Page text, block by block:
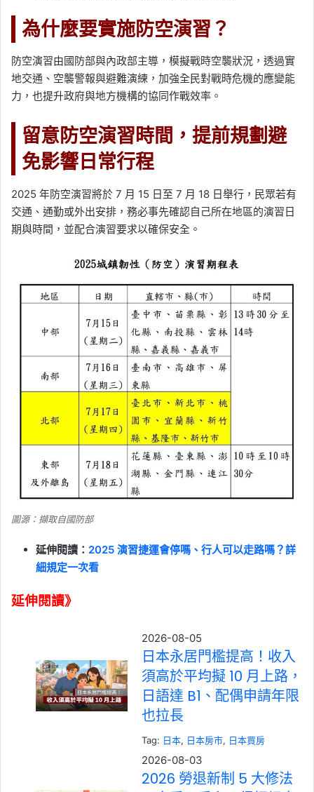
為什麼要實施防空演習？
防空演習由國防部與內政部主導，模擬戰時空襲狀況，透過實
地交通、空襲警報與避難演練，加強全民對戰時危機的應變能
力，也提升政府與地方機構的協同作戰效率。
留意防空演習時間，提前規劃避
免影響日常行程
2025 年防空演習將於 7 月 15 日至 7 月 18 日舉行，民眾若有
交通、通勤或外出安排，務必事先確認自己所在地區的演習日
期與時間，並配合演習要求以確保安全。
圖源：擷取自國防部
延伸閱讀： 2025 演習捷運會停嗎、行人可以走路嗎？詳
細規定一次看
延伸閱讀》
2026-08-05
日本永居門檻提高！收入
須高於平均擬 10 月上路，
日語達 B1、配偶申請年限
也拉長
Tag: 日本, 日本房市, 日本買房
2026-08-03
2026 勞退新制 5 大修法